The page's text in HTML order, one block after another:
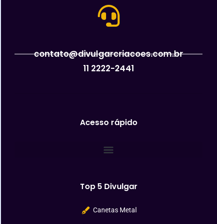
contato@divulgarcriacoes.com.br
11 2222-2441
Acesso rápido
Top 5 Divulgar
Canetas Metal